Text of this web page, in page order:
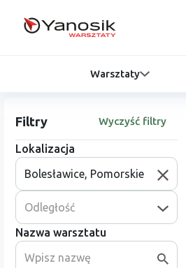
Warsztaty
Filtry Wyczyść filtry
Lokalizacja
Odległość
Nazwa warsztatu